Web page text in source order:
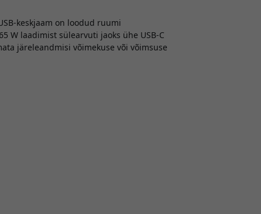
keskjaam on loodud ruumi
W laadimist sülearvuti jaoks ühe USB-C
järeleandmisi võimekuse või võimsuse